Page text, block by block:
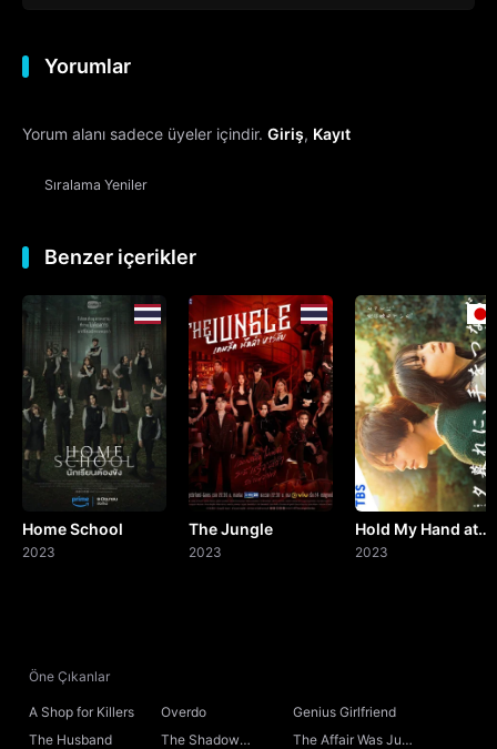
Yorumlar
Yorum alanı sadece üyeler içindir. Giriş, Kayıt
Sıralama Yeniler
Benzer içerikler
Home School
2023
The Jungle
2023
Hold My Hand at
Twilight
2023
Öne Çıkanlar
A Shop for Killers Overdo
Genius Girlfriend
The Husband
The Shadow
The Affair Was Just